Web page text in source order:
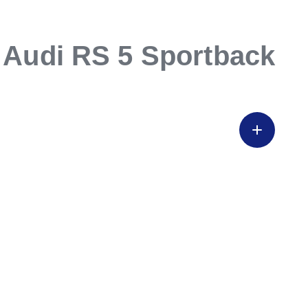
RS 5 Sportback